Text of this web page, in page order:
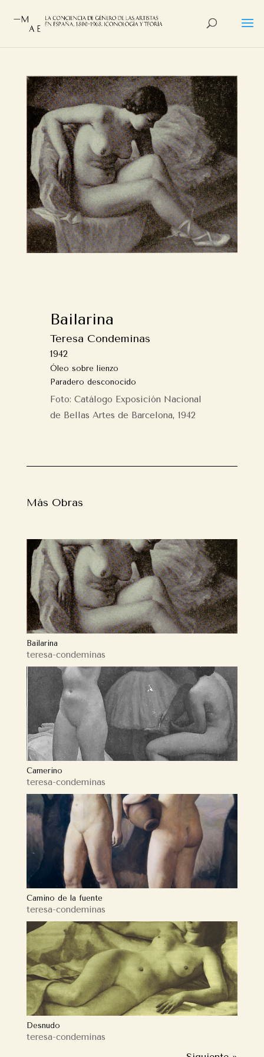
Bailarina
Teresa Condeminas
1942
Óleo sobre lienzo
Paradero desconocido
Foto: Catálogo Exposición Nacional
de Bellas Artes de Barcelona, 1942
Más Obras
Bailarina
teresa-condeminas
Camerino
teresa-condeminas
Camino de la fuente
teresa-condeminas
Desnudo
teresa-condeminas